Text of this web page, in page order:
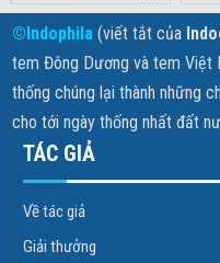
©Indophila (viết tắt của
tem Đông Dương và tem Việt
thống chúng lại thành những
cho tới ngày thống nhất đất
TÁC GIẢ
Về tác giả
Giải thưởng